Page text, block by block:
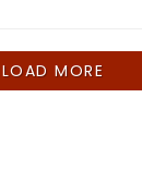
LOAD MORE